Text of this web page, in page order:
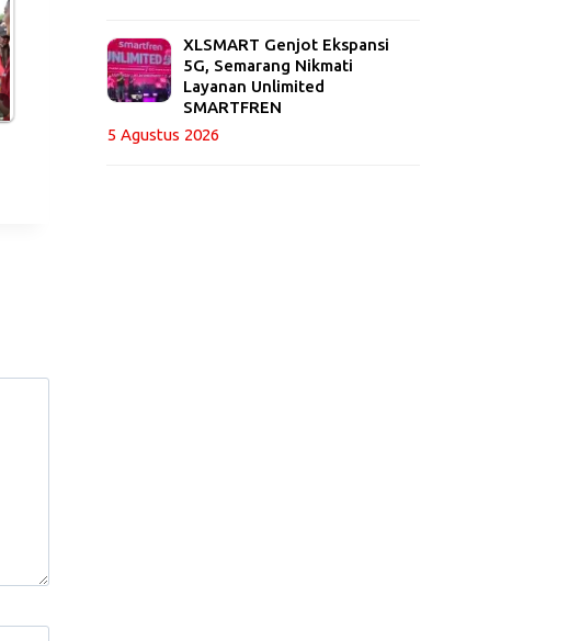
XLSMART Genjot Ekspansi
5G, Semarang Nikmati
Layanan Unlimited
SMARTFREN
5 Agustus 2026